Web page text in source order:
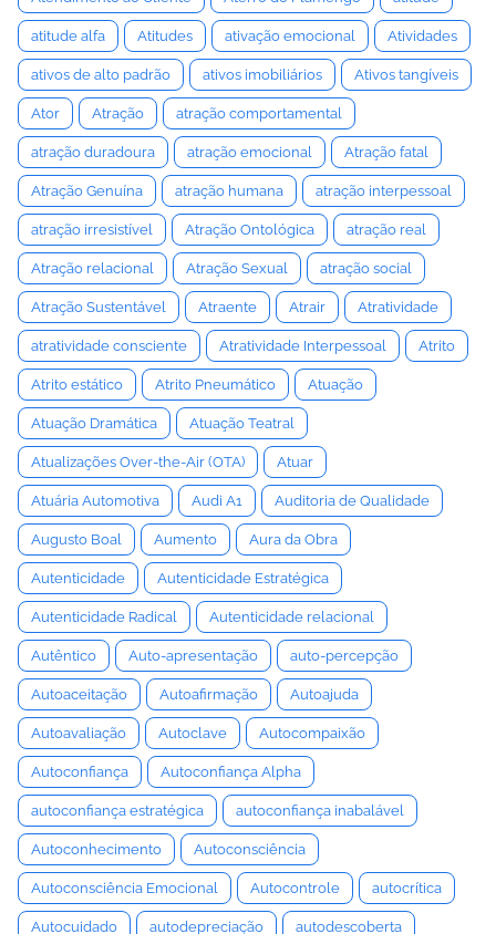
atitude alfa Atitudes ativação emocional Atividades
ativos de alto padrão ativos imobiliários Ativos tangíveis
Ator Atração atração comportamental
atração duradoura atração emocional Atração fatal
Atração Genuína atração humana atração interpessoal
atração irresistível Atração Ontológica atração real
Atração relacional Atração Sexual atração social
Atração Sustentável Atraente Atrair Atratividade
atratividade consciente Atratividade Interpessoal Atrito
Atrito estático Atrito Pneumático Atuação
Atuação Dramática Atuação Teatral
Atualizações Over-the-Air (OTA) Atuar
Atuária Automotiva Audi A1 Auditoria de Qualidade
Augusto Boal Aumento Aura da Obra
Autenticidade Autenticidade Estratégica
Autenticidade Radical Autenticidade relacional
Autêntico Auto-apresentação auto-percepção
Autoaceitação Autoafirmação Autoajuda
Autoavaliação Autoclave Autocompaixão
Autoconfiança Autoconfiança Alpha
autoconfiança estratégica autoconfiança inabalável
Autoconhecimento Autoconsciência
Autoconsciência Emocional Autocontrole autocrítica
Autocuidado autodepreciação autodescoberta